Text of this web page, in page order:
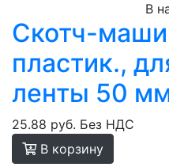
В
Скотч-
пластик.,
ленты 50
25.88 руб. Без НДС
В корзину